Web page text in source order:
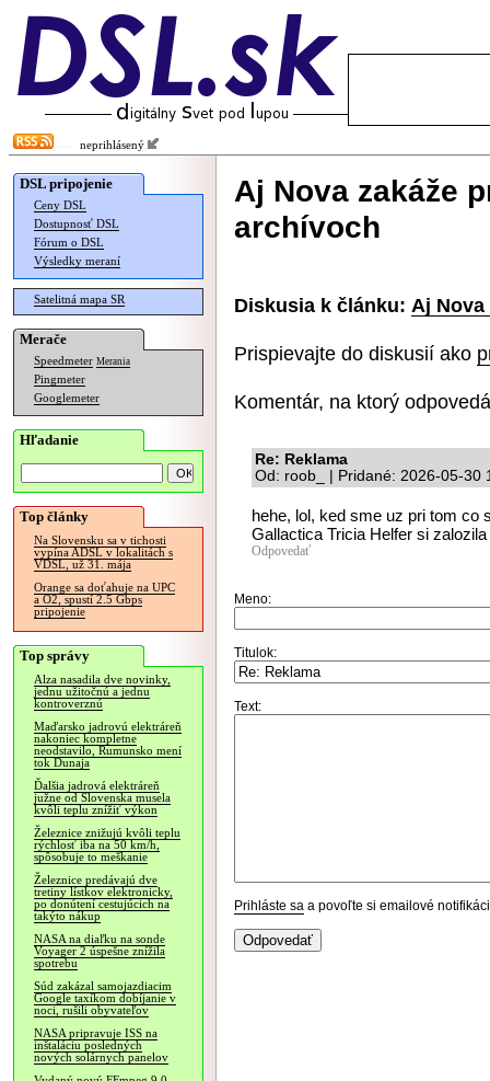
neprihlásený
DSL pripojenie
Ceny DSL
Dostupnosť DSL
Fórum o DSL
Výsledky meraní
Satelitná mapa SR
Merače
Speedmeter Merania
Pingmeter
Googlemeter
Hľadanie
Top články
Na Slovensku sa v tichosti
vypína ADSL v lokalitách s
VDSL, už 31. mája
Orange sa doťahuje na UPC
a O2, spustí 2.5 Gbps
pripojenie
Top správy
Alza nasadila dve novinky,
jednu užitočnú a jednu
kontroverznú
Maďarsko jadrovú elektráreň
nakoniec kompletne
neodstavilo, Rumunsko mení
tok Dunaja
Ďalšia jadrová elektráreň
južne od Slovenska musela
kvôli teplu znížiť výkon
Železnice znižujú kvôli teplu
rýchlosť iba na 50 km/h,
spôsobuje to meškanie
Železnice predávajú dve
tretiny lístkov elektronicky,
po donútení cestujúcich na
takýto nákup
NASA na diaľku na sonde
Voyager 2 úspešne znížila
spotrebu
Súd zakázal samojazdiacim
Google taxíkom dobíjanie v
noci, rušili obyvateľov
NASA pripravuje ISS na
inštaláciu posledných
nových solárnych panelov
Aj Nova zakáže
archívoch
Diskusia k článku: Aj
Prispievajte do diskusií ako
Komentár, na ktorý
Re: Reklama
Od: roob_ | Pridané: 2026-05-30
hehe, lol, ked sme uz pri tom co
Gallactica Tricia Helfer si
Odpovedať
Meno:
Titulok:
Text:
Prihláste sa a povoľte si emailové